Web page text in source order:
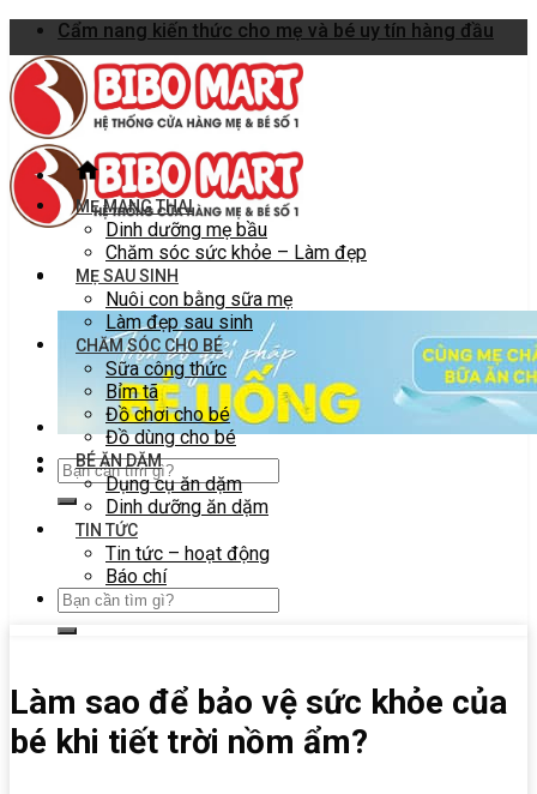
Skip
to
content
Cẩm nang kiến thức cho mẹ và bé uy tín hàng đầu
MẸ MANG THAI
Dinh dưỡng mẹ bầu
Chăm sóc sức khỏe – Làm đẹp
MẸ SAU SINH
Nuôi con bằng sữa mẹ
Làm đẹp sau sinh
CHĂM SÓC CHO BÉ
Sữa công thức
Bỉm tã
Đồ chơi cho bé
Đồ dùng cho bé
BÉ ĂN DẶM
Dụng cụ ăn dặm
Dinh dưỡng ăn dặm
TIN TỨC
Tin tức – hoạt động
Báo chí
Làm sao để bảo vệ sức khỏe của
bé khi tiết trời nồm ẩm?